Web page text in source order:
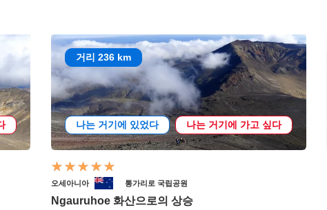
거리 236 km
나는 거기에 있었다 나는 거기에 가고 싶다
오세아니아 통가리로 국립공원
Ngauruhoe 화산으로의 상승